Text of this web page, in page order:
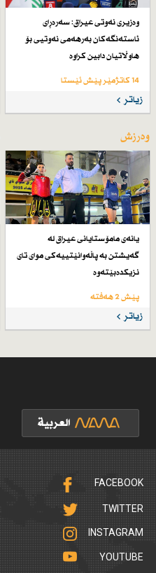
وەزیری نەوتی عیراق: سەرەڕای
ئاستەنگەكان بەرهەمی نەوتیی بۆ
هاوڵاتیان دابین كراوە
14 کاتژمێر پێش ئێستا
زیاتر
وەرزش
یانەی مامۆستایانی عیراق لە
گەیشتن بە پاڵەوانێتییەكی موای تای
نزیكدەبێتەوە
پێش 2 هەفتە
زیاتر
FACEBOOK
TWITTER
INSTAGRAM
YOUTUBE